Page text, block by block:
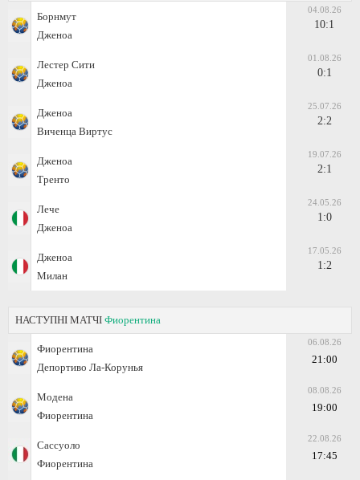
Борнмут
Дженоа
04.08.26
10:1
Лестер Сити
Дженоа
01.08.26
0:1
Дженоа
Виченца Виртус
25.07.26
2:2
Дженоа
Тренто
19.07.26
2:1
Лече
Дженоа
24.05.26
1:0
Дженоа
Милан
17.05.26
1:2
НАСТУПНІ МАТЧІ Фиорентина
Фиорентина
Депортиво Ла-Корунья
06.08.26
21:00
Модена
Фиорентина
08.08.26
19:00
Сассуоло
Фиорентина
22.08.26
17:45